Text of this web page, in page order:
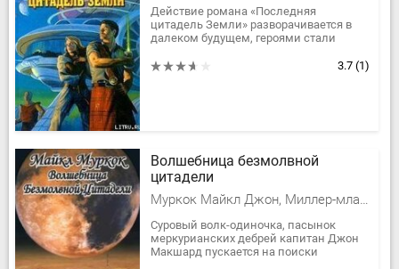
Действие романа «Последняя
цитадель Земли» разворачивается в
далеком будущем, героями стали
обстоятельств вынужденные
3.7 (1)
Волшебница безмолвной
цитадели
Муркок Майкл Джон, Миллер-младший Уолтер Майкл
Суровый волк-одиночка, пасынок
меркурианских дебрей капитан Джон
Макшард пускается на поиски